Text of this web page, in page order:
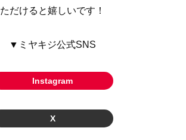
ただけると嬉しいです！
▼ミヤキジ公式SNS
Instagram
X